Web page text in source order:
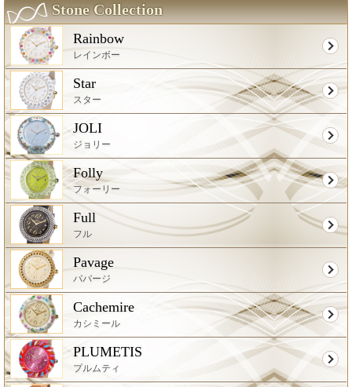
Stone Collection
Rainbow
レインボー
Star
スター
JOLI
ジョリー
Folly
フォーリー
Full
フル
Pavage
パバージ
Cachemire
カシミール
PLUMETIS
プルムティ